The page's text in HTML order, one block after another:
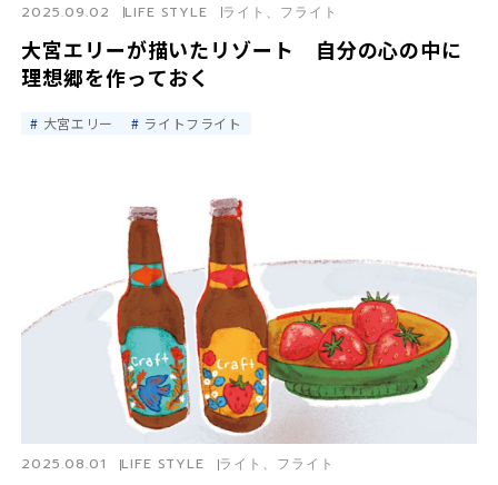
大宮エリーが描いたリゾート 自分の心の中に
理想郷を作っておく
2025.09.02 LIFE STYLE ライト、フライト
大宮エリー ライトフライト
2025.08.01 LIFE STYLE ライト、フライト